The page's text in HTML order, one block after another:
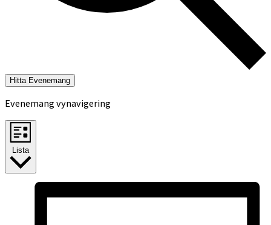
Hitta Evenemang
Evenemang vynavigering
Lista